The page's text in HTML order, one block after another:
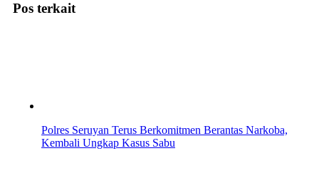
Pos terkait
Polres Seruyan Terus Berkomitmen Berantas Narkoba,
Kembali Ungkap Kasus Sabu